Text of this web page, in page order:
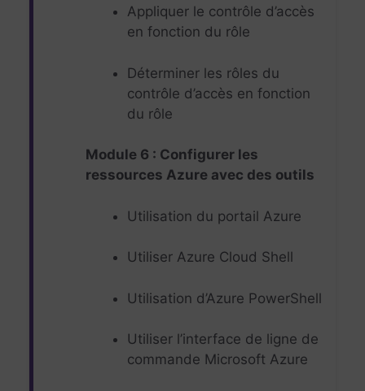
Appliquer le contrôle d’accès
en fonction du rôle
Déterminer les rôles du
contrôle d’accès en fonction
du rôle
Module 6 : Configurer les
ressources Azure avec des outils
Utilisation du portail Azure
Utiliser Azure Cloud Shell
Utilisation d’Azure PowerShell
Utiliser l’interface de ligne de
commande Microsoft Azure